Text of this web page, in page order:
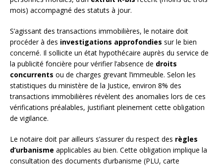
mois) accompagné des statuts à jour.
S’agissant des transactions immobilières, le notaire doit
procéder à des investigations approfondies sur le bien
concerné. Il sollicite un état hypothécaire auprès du service de
la publicité foncière pour vérifier l’absence de droits
concurrents ou de charges grevant l’immeuble. Selon les
statistiques du ministère de la Justice, environ 8% des
transactions immobilières révèlent des anomalies lors de ces
vérifications préalables, justifiant pleinement cette obligation
de vigilance.
Le notaire doit par ailleurs s’assurer du respect des règles
d’urbanisme applicables au bien. Cette obligation implique la
consultation des documents d’urbanisme (PLU, carte